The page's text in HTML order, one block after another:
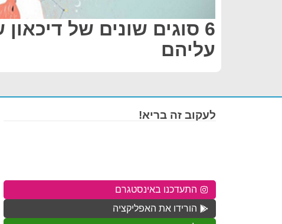
6 סוגים שונים של
עליהם
לעקוב זה בריא!
התעדכנו באינסטגרם
הורידו את האפליקציה